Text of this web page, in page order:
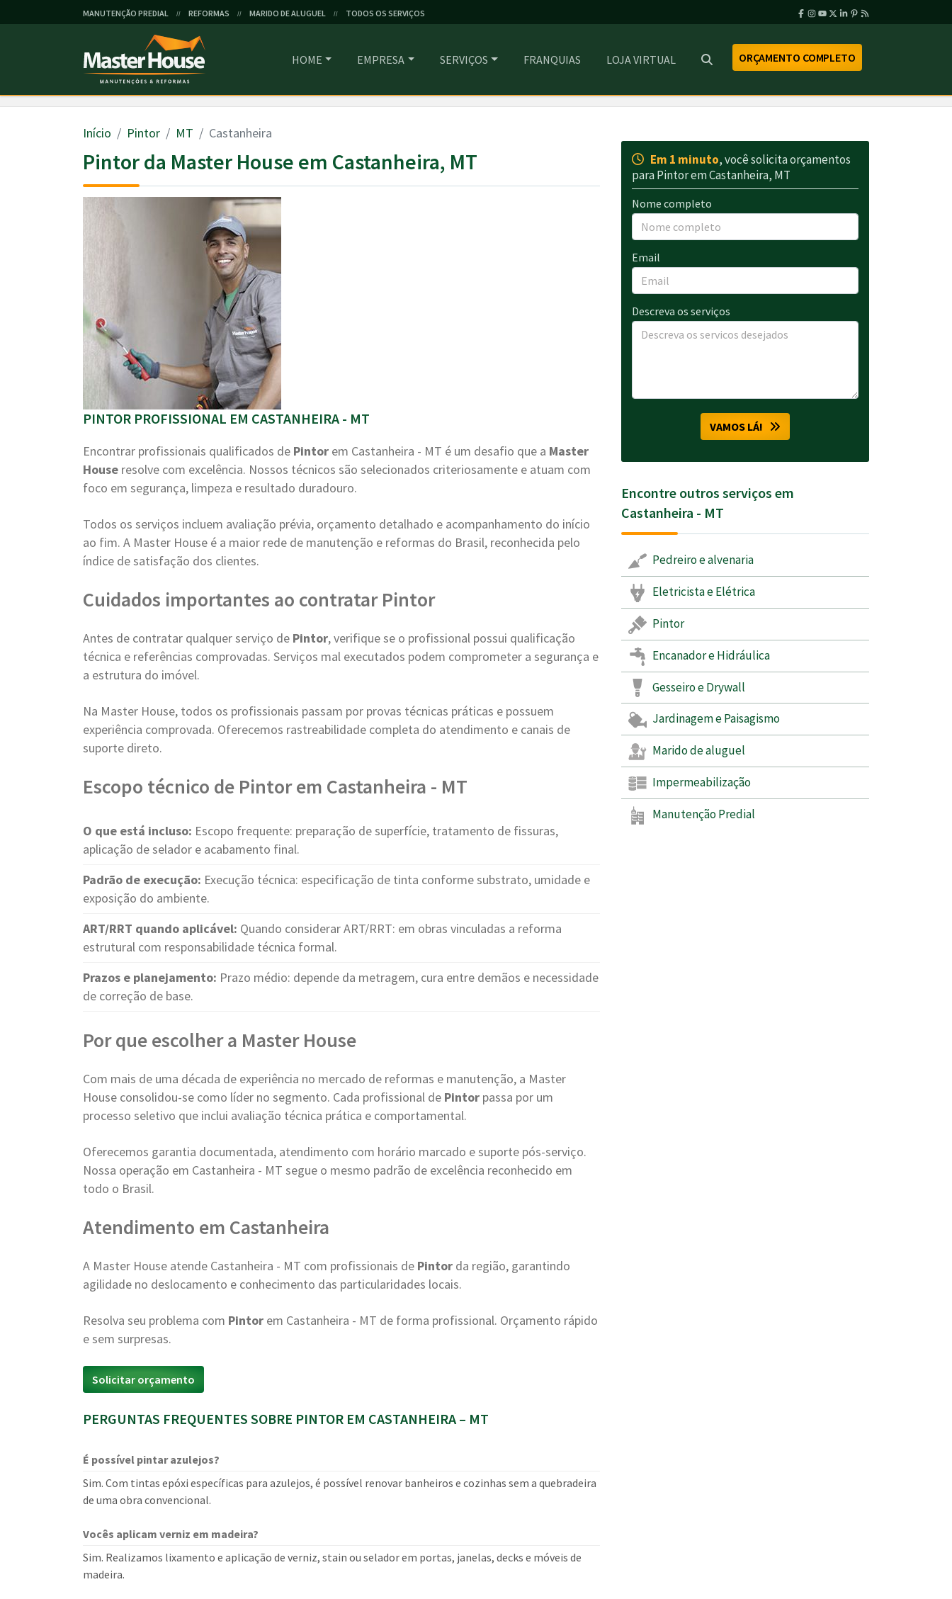
MANUTENÇÃO PREDIAL // REFORMAS // MARIDO DE ALUGUEL // TODOS OS SERVIÇOS
HOME EMPRESA SERVIÇOS FRANQUIAS LOJA VIRTUAL ORÇAMENTO COMPLETO
Início Pintor MT Castanheira
Pintor da Master House em Castanheira, MT
PINTOR PROFISSIONAL EM CASTANHEIRA - MT
Encontrar profissionais qualificados de Pintor em Castanheira - MT é um desafio que a Master
House resolve com excelência. Nossos técnicos são selecionados criteriosamente e atuam com
foco em segurança, limpeza e resultado duradouro.
Todos os serviços incluem avaliação prévia, orçamento detalhado e acompanhamento do início
ao fim. A Master House é a maior rede de manutenção e reformas do Brasil, reconhecida pelo
índice de satisfação dos clientes.
Cuidados importantes ao contratar Pintor
Antes de contratar qualquer serviço de Pintor, verifique se o profissional possui qualificação
técnica e referências comprovadas. Serviços mal executados podem comprometer a segurança e
a estrutura do imóvel.
Na Master House, todos os profissionais passam por provas técnicas práticas e possuem
experiência comprovada. Oferecemos rastreabilidade completa do atendimento e canais de
suporte direto.
Escopo técnico de Pintor em Castanheira - MT
O que está incluso: Escopo frequente: preparação de superfície, tratamento de fissuras,
aplicação de selador e acabamento final.
Padrão de execução: Execução técnica: especificação de tinta conforme substrato, umidade e
exposição do ambiente.
ART/RRT quando aplicável: Quando considerar ART/RRT: em obras vinculadas a reforma
estrutural com responsabilidade técnica formal.
Prazos e planejamento: Prazo médio: depende da metragem, cura entre demãos e necessidade
de correção de base.
Por que escolher a Master House
Com mais de uma década de experiência no mercado de reformas e manutenção, a Master
House consolidou-se como líder no segmento. Cada profissional de Pintor passa por um
processo seletivo que inclui avaliação técnica prática e comportamental.
Oferecemos garantia documentada, atendimento com horário marcado e suporte pós-serviço.
Nossa operação em Castanheira - MT segue o mesmo padrão de excelência reconhecido em
todo o Brasil.
Atendimento em Castanheira
A Master House atende Castanheira - MT com profissionais de Pintor da região, garantindo
agilidade no deslocamento e conhecimento das particularidades locais.
Resolva seu problema com Pintor em Castanheira - MT de forma profissional. Orçamento rápido
e sem surpresas.
Solicitar orçamento
PERGUNTAS FREQUENTES SOBRE PINTOR EM CASTANHEIRA – MT
É possível pintar azulejos?
Sim. Com tintas epóxi específicas para azulejos, é possível renovar banheiros e cozinhas sem a quebradeira
de uma obra convencional.
Vocês aplicam verniz em madeira?
Sim. Realizamos lixamento e aplicação de verniz, stain ou selador em portas, janelas, decks e móveis de
madeira.
Em 1 minuto, você solicita orçamentos
para Pintor em Castanheira, MT
Nome completo
Email
Descreva os serviços
VAMOS LÁ!
Encontre outros serviços em
Castanheira - MT
Pedreiro e alvenaria
Eletricista e Elétrica
Pintor
Encanador e Hidráulica
Gesseiro e Drywall
Jardinagem e Paisagismo
Marido de aluguel
Impermeabilização
Manutenção Predial